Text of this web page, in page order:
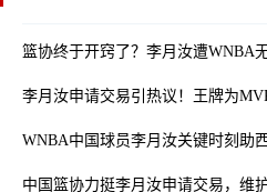
篮协终于开窍了？李月汝遭WNBA
李月汝申请交易引热议！王牌为
WNBA中国球员李月汝关键时刻助
中国篮协力挺李月汝申请交易，维